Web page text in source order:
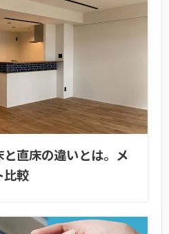
直床の違いとは。メ
比較